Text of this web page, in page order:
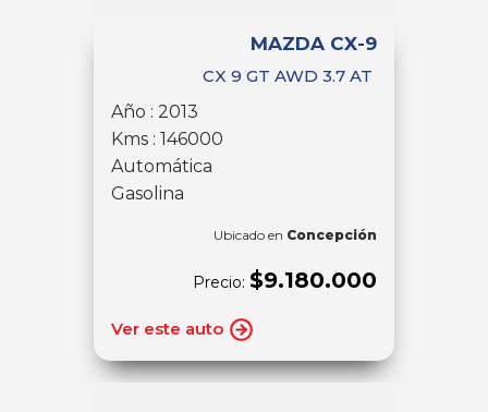
MAZDA CX-9
CX 9 GT AWD 3.7 AT
Año : 2013
Kms : 146000
Automática
Gasolina
Ubicado en Concepción
Precio: $9.180.000
Ver este auto